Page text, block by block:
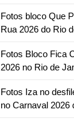
Fotos bloco Que
Rua 2026 do Rio
Fotos Bloco Fica
2026 no Rio de
Fotos Iza no
no Carnaval 2026